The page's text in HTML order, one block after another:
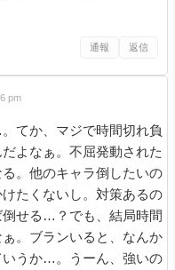
通報 返信
pm
てか、マジで時間切れ負
よなぁ。不屈発動された
。他のキャラ倒したいの
たくないし。対策あるの
せる…？でも、結局時間
。ブランいると、なんか
うか…。うーん、強いの